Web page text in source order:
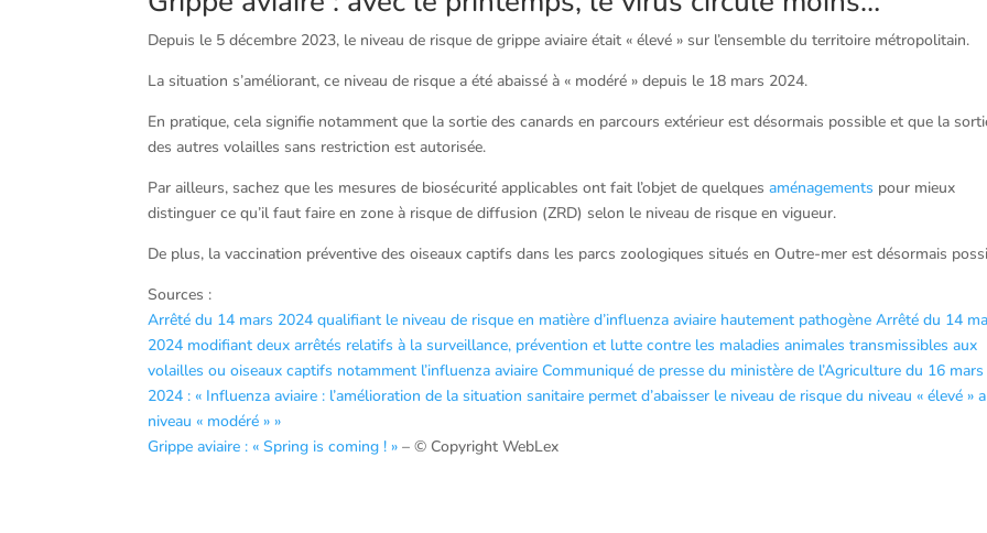
Depuis le 5 décembre 2023, le niveau de risque de grippe aviaire était « élevé » sur l’ensemble du territoire métropolitain.
La situation s’améliorant, ce niveau de risque a été abaissé à « modéré » depuis le 18 mars 2024.
En pratique, cela signifie notamment que la sortie des canards en parcours extérieur est désormais possible et que la
des autres volailles sans restriction est autorisée.
Par ailleurs, sachez que les mesures de biosécurité applicables ont fait l’objet de quelquesaménagements pour mieux
distinguer ce qu’il faut faire en zone à risque de diffusion (ZRD) selon le niveau de risque en vigueur.
De plus, la vaccination préventive des oiseaux captifs dans les parcs zoologiques situés en Outre-mer est désormais
Sources :
Arrêté du 14 mars 2024 qualifiant le niveau de risque en matière d’influenza aviaire hautement pathogène Arrêté du 14
2024 modifiant deux arrêtés relatifs à la surveillance, prévention et lutte contre les maladies animales transmissibles aux
volailles ou oiseaux captifs notamment l’influenza aviaire Communiqué de presse du ministère de l’Agriculture du 16 mars
2024 : « Influenza aviaire : l’amélioration de la situation sanitaire permet d’abaisser le niveau de risque du niveau « élevé »
niveau « modéré » »
Grippe aviaire : « Spring is coming ! » – © Copyright WebLex